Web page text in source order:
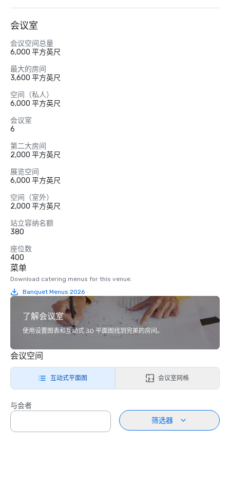
会议室
会议空间总量
6,000 平方英尺
最大的房间
3,600 平方英尺
空间（私人）
6,000 平方英尺
会议室
6
第二大房间
2,000 平方英尺
展览空间
6,000 平方英尺
空间（室外）
2,000 平方英尺
站立容纳名额
380
座位数
400
菜单
Download catering menus for this venue.
Banquet Menus 2026
了解会议室
使用设置图表和互动式 3D 平面图找到完美的房间。
会议空间
互动式平面图 会议室网格
与会者
筛选器